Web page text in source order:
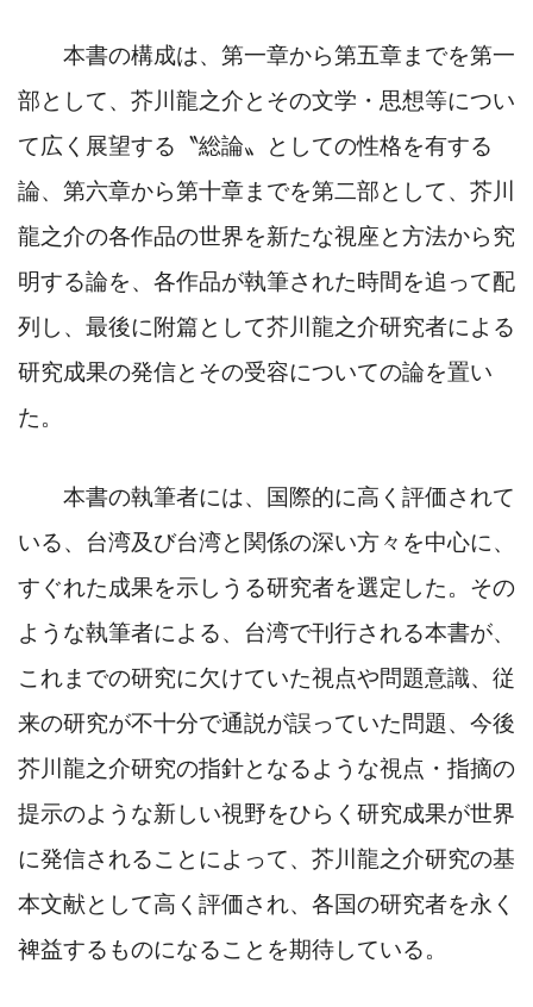
本書の構成は、第一章から第五章までを第一
部として、芥川龍之介とその文学・思想等につい
て広く展望する〝総論〟
としての性格を有する
論、第六章から第十章までを第二部として、芥川
龍之介の各作品の世界を新たな視座と方法から究
明する論を、各作品が執筆された時間を追って配
列し、最後に附篇として芥川龍之介研究者による
研究成果の発信とその受容についての論を置い
た。
本書の執筆者には、国際的に高く評価されて
いる、台湾及び台湾と関係の深い方々を中心に、
すぐれた成果を示しうる研究者を選定した。その
ような執筆者による、台湾で刊行される本書が、
これまでの研究に欠けていた視点や問題意識、従
来の研究が不十分で通説が誤っていた問題、今後
芥川龍之介研究の指針となるような視点・指摘の
提示のような新しい視野をひらく研究成果が世界
に発信されることによって、芥川龍之介研究の基
本文献として高く評価され、各国の研究者を永く
裨益するものになることを期待している。